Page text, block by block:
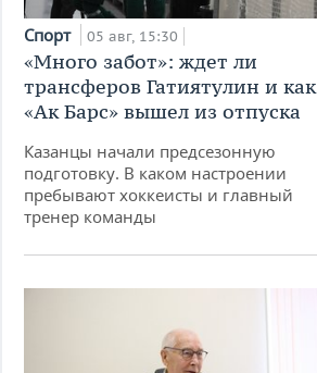
Спорт 05 авг, 15:30
«Много забот»: ждет ли
трансферов Гатиятулин и как
«Ак Барс» вышел из отпуска
Казанцы начали предсезонную
подготовку. В каком настроении
пребывают хоккеисты и главный
тренер команды